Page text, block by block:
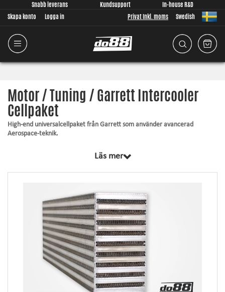
Snabb leverans Kundsupport
In-house R&D
Skapa konto
Logga in Privat Inkl. moms Swedish
Motor / Tuning / Garrett Intercooler
Cellpaket
High-end universalcellpaket från Garrett som använder avancerad
Aerospace-teknik.
Garrett erbjuder både Luft-Luft och Luft-Vatten intercooler cellpaket.
kylprestanda för de höga laddtryck och temperaturer som extrema
motorer genererar.
Garrett har över 75 års erfarenhet av laddluftkylare (intercooler) och ses
som en ansedd akröt i branschen när det gäller intercooler-design och -
funktion, vilket gör dem till ett givet val för flera ansedda tillverkare av
prestandafordon.
Garrett använder bar and plate teknik för sina cellpaket. Stängerna (bars)
Garrett använder i sina cellpaket är mycket tunnare än de flesta andra
tillverkare kan erbjuda. Detta har en mycket positiv effekt på den aktiva
Läs mer